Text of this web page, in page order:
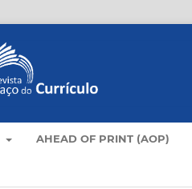
AHEAD OF PRINT (AOP)